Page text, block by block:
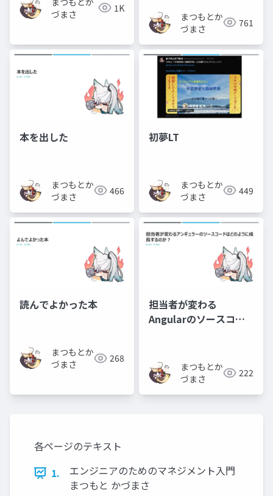
づまさ
1K
まつもとか
づまさ
761
本を出した
まつもとか
づまさ
466
初夢LT
まつもとか
づまさ
449
読んでよかった本
まつもとか
づまさ
268
担当者が変わる
Angularのソースコー
まつもとか
づまさ
222
各ページのテキスト
1.
エンジニアのためのマネジメント入門
まつもと かづまさ